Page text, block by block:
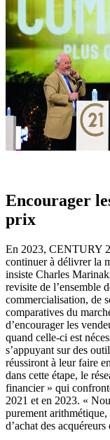
Encourager
prix
En 2023, CENTURY
continuer à délivrer la
insiste Charles
revisite de l’ensemble
commercialisation, de
comparatives du
d’encourager les
quand celle-ci est
s’appuyant sur des
réussiront à leur faire
dans cette étape, le
financier » qui
2021 et en 2023. «
purement
d’achat des